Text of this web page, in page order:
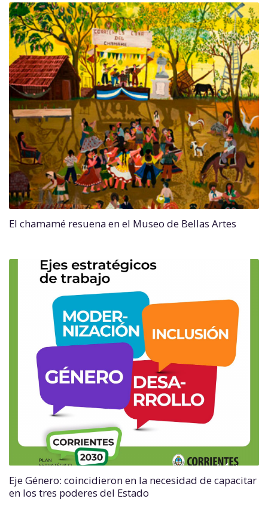
El chamamé resuena en el Museo de Bellas Artes
Eje Género: coincidieron en la necesidad de capacitar
en los tres poderes del Estado